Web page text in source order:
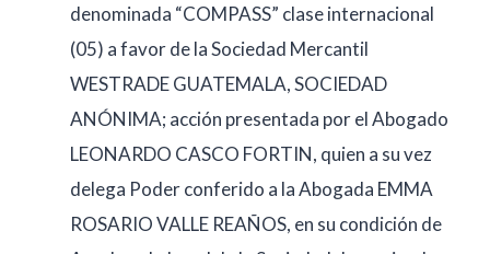
denominada “COMPASS” clase internacional
(05) a favor de la Sociedad Mercantil
WESTRADE GUATEMALA, SOCIEDAD
ANÓNIMA; acción presentada por el Abogado
LEONARDO CASCO FORTIN, quien a su vez
delega Poder conferido a la Abogada EMMA
ROSARIO VALLE REAÑOS, en su condición de